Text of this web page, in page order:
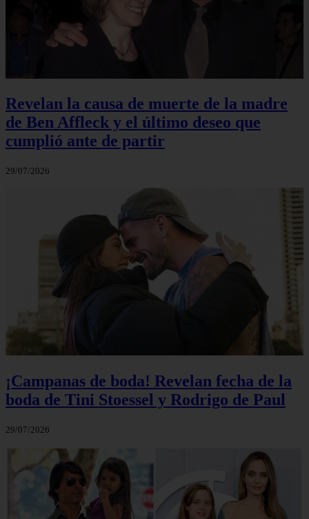
Revelan la causa de muerte de la madre
de Ben Affleck y el último deseo que
cumplió ante de partir
29/07/2026
¡Campanas de boda! Revelan fecha de la
boda de Tini Stoessel y Rodrigo de Paul
29/07/2026